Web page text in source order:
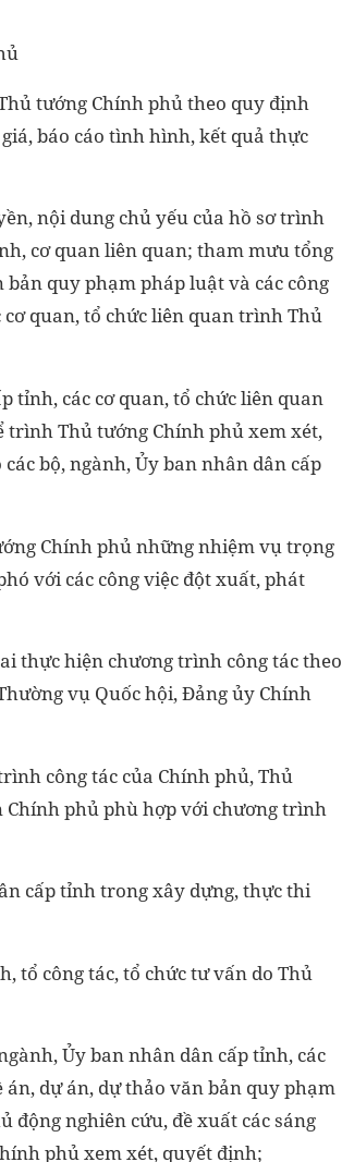
tướng Chính phủ theo quy định
báo cáo tình hình, kết quả thực
nội dung chủ yếu của hồ sơ trình
cơ quan liên quan; tham mưu tổng
bản quy phạm pháp luật và các công
cơ quan, tổ chức liên quan trình Thủ
tỉnh, các cơ quan, tổ chức liên quan
trình Thủ tướng Chính phủ xem xét,
bộ, ngành, Ủy ban nhân dân cấp
Chính phủ những nhiệm vụ trọng
với các công việc đột xuất, phát
thực hiện chương trình công tác theo
vụ Quốc hội, Đảng ủy Chính
công tác của Chính phủ, Thủ
phủ phù hợp với chương trình
cấp tỉnh trong xây dựng, thực thi
tổ công tác, tổ chức tư vấn do Thủ
Ủy ban nhân dân cấp tỉnh, các
án, dự án, dự thảo văn bản quy phạm
động nghiên cứu, đề xuất các sáng
phủ xem xét, quyết định;